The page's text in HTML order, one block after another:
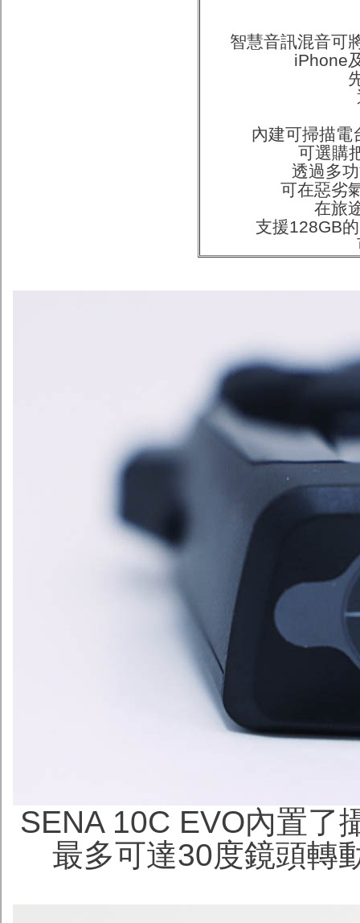
智慧音訊混音可
iPhone
內建可掃描電
可選購
透過多
可在惡劣
在旅
支援128GB
SENA 10C EVO內置了
最多可達30度鏡頭轉